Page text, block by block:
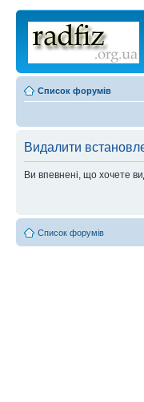
Список форумів
Видалити
Ви впевнені, що хочете
Список форумів